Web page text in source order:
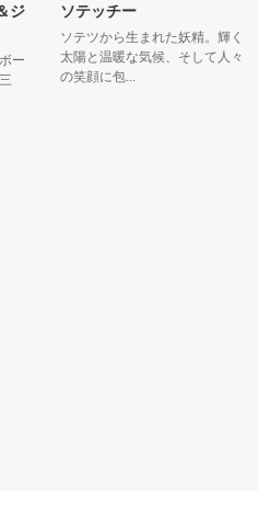
ソテッチー
ソテツから生まれた妖精。輝く
太陽と温暖な気候、そして人々
の笑顔に包...